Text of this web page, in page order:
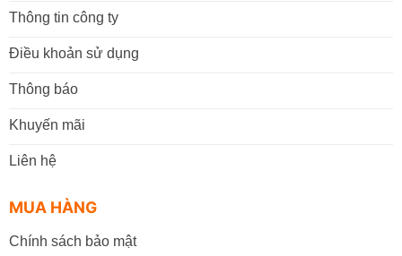
Thông tin công ty
Điều khoản sử dụng
Thông báo
Khuyến mãi
Liên hệ
MUA HÀNG
Chính sách bảo mật